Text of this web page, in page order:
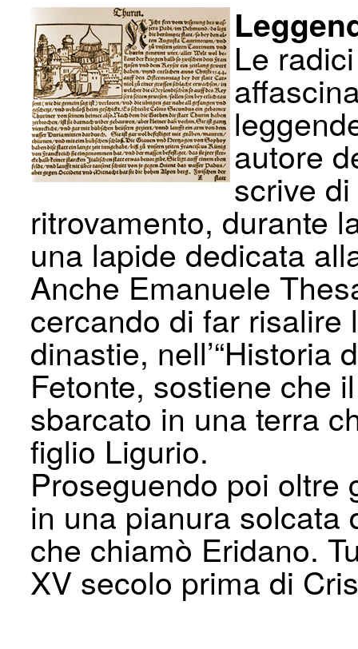
Le
autore
scrive
ritrovamento, durante
una lapide dedicata
Anche Emanuele
cercando di far
dinastie, nell’“Historia
Fetonte, sostiene che
sbarcato in una terra
figlio Ligurio.
Proseguendo poi oltre
in una pianura solcata
che chiamò Eridano.
XV secolo prima di